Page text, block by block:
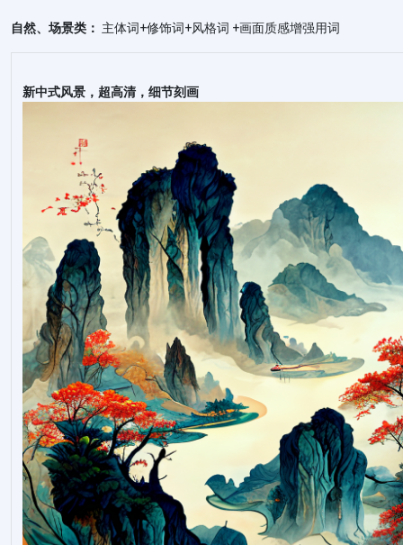
自然、场景类： 主体词+修饰词+风格词 +画面质感增强用词
新中式风景，超高清，细节刻画